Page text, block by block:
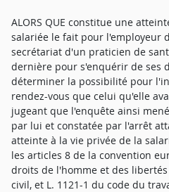
ALORS QUE constitue une
salariée le fait pour l'employeur
secrétariat d'un praticien de
dernière pour s'enquérir de ses
déterminer la possibilité pour
rendez-vous que celui qu'elle
jugeant que l'enquête ainsi
par lui et constatée par l'arrêt
atteinte à la vie privée de la
les articles 8 de la convention
droits de l'homme et des
civil, et L. 1121-1 du code du